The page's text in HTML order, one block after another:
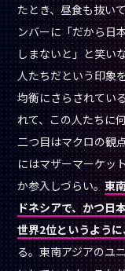
たとき、昼食も抜い
ンバーに「だから日
しまないと」と笑い
人たちだという印象
均衡にさらされてい
れて、この人たちに
二つ目はマクロの観
にはマザーマーケッ
か参入しづらい。東
ドネシアで、かつ日
世界2位というよう
る。東南アジアのユ